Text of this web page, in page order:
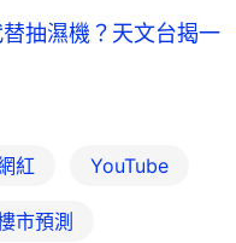
抽濕機？天文台揭一
紅 YouTube
市預測